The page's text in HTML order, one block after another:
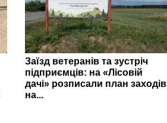
Заїзд ветеранів та зустріч
підприємців: на «Лісовій
дачі» розписали план заходів
на...